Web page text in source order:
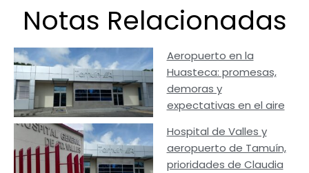
Notas Relacionadas
Aeropuerto en la
Huasteca: promesas,
demoras y
expectativas en el aire
Hospital de Valles y
aeropuerto de Tamuín,
prioridades de Claudia